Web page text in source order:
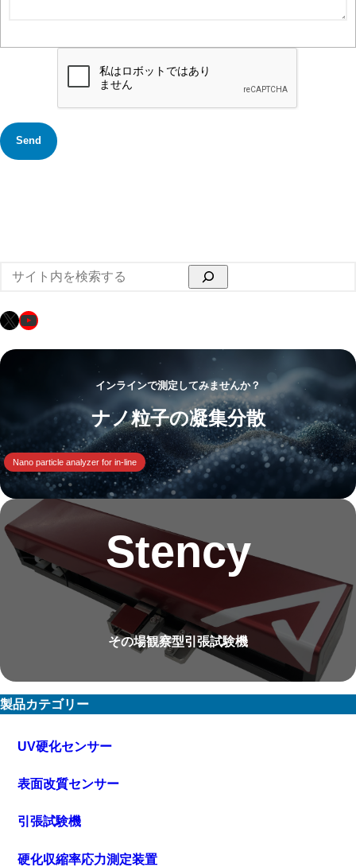
検
索
X YouTube
インラインで測定してみませんか？
ナノ粒子の凝集分散
Nano particle analyzer for in-line
Stency
その場観察型引張試験機
製品カテゴリー
UV硬化センサー
表面改質センサー
引張試験機
硬化収縮率応力測定装置